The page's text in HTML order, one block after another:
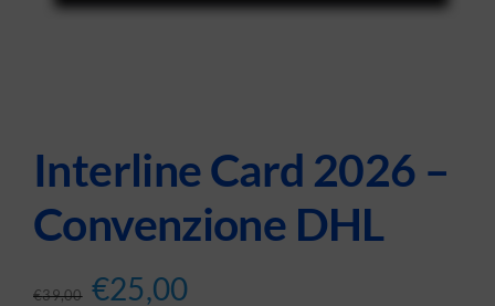
Interline Card 2026 –
Convenzione DHL
€39,00
Il
€25,00